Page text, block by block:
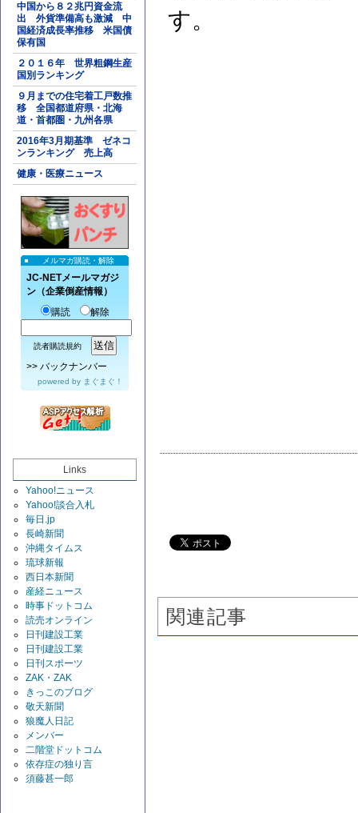
中国から８２兆円資金流
出 外貨準備高も激減 中
国経済成長率推移 米国債
保有国
２０１６年 世界粗鋼生産
国別ランキング
９月までの住宅着工戸数推
移 全国都道府県・北海
道・首都圏・九州各県
2016年3月期基準 ゼネコ
ンランキング 売上高
健康・医療ニュース
メルマガ購読・解除
JC-NETメールマガジ
ン（企業倒産情報）
購読
解除
読者購読規約
>> バックナンバー
powered by まぐまぐ！
Links
Yahoo!ニュース
Yahoo!談合入札
毎日.jp
長崎新聞
沖縄タイムス
琉球新報
西日本新聞
産経ニュース
時事ドットコム
読売オンライン
日刊建設工業
日刊建設工業
日刊スポーツ
ZAK・ZAK
きっこのブログ
敬天新聞
狼魔人日記
メンバー
二階堂ドットコム
依存症の独り言
須藤甚一郎
す。
関連記事